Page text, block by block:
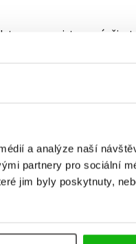
a analýze naší
partnery pro sociální
jim byly poskytnuty,
pouze registrovaní
ZAJÍMAT
Genealogie v praxi